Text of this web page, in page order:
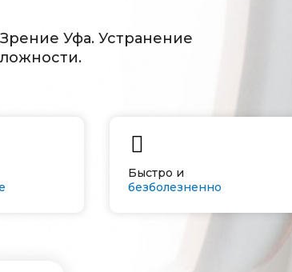
Уфа. Устранение
Быстро и
безболезненно